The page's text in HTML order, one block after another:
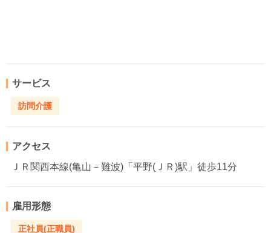
サービス
訪問介護
アクセス
ＪＲ関西本線(亀山－難波)「平野(ＪＲ)駅」徒歩11分
雇用形態
正社員(正職員)